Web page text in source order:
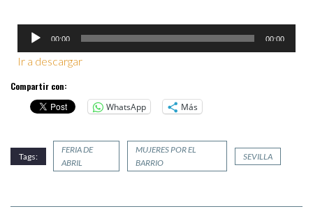
Reproductor
de
audio
00:00 00:00
Ir a descargar
Compartir con:
WhatsApp
Más
Tags:
FERIA DE
ABRIL
MUJERES POR EL
BARRIO
SEVILLA